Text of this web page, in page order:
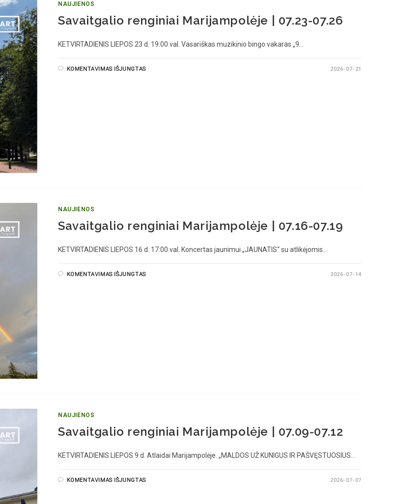
NAUJIENOS
Savaitgalio renginiai Marijampolėje | 07.23-07.26
KETVIRTADIENIS LIEPOS 23 d. 19:00 val. Vasariškas muzikinio bingo vakaras „9…
KOMENTAVIMAS IŠJUNGTAS 2026-07-21
NAUJIENOS
Savaitgalio renginiai Marijampolėje | 07.16-07.19
KETVIRTADIENIS LIEPOS 16 d. 17:00 val. Koncertas jaunimui „JAUNATIS“ su atlikėjomis…
KOMENTAVIMAS IŠJUNGTAS 2026-07-14
NAUJIENOS
Savaitgalio renginiai Marijampolėje | 07.09-07.12
KETVIRTADIENIS LIEPOS 9 d. Atlaidai Marijampolėje. „MALDOS UŽ KUNIGUS IR PAŠVĘSTUOSIUS…
KOMENTAVIMAS IŠJUNGTAS 2026-07-07